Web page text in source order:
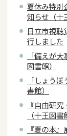
夏休み特別
知らせ（十
日立市視
行しました
「備えが
図書館）
「しょう
書館）
『自由研
（十王図書
『夏の本